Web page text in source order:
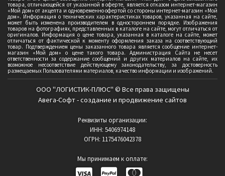
товара, отличающейся от указанной в оферте, является отказом интернет-магазин
«Мой дом» от акцепта и одновременно офертой со стороны интернет-магазин «Мой
дом». Информация о технических характеристиках товаров, указанная на сайте,
может быть изменена производителем в одностороннем порядке. Изображения
товаров на фотографиях, представленных в каталоге на сайте, могут отличаться от
оригиналов. Информация о цене товара, указанная в каталоге на сайте, может
отличаться от фактической к моменту оформления заказа на соответствующий
товар. Подтверждением цены заказанного товара является сообщение интернет-
магазин «Мой дом» о цене такого товара. Администрация Сайта не несет
ответственности за содержание сообщений и других материалов на сайте, их
возможное несоответствие действующему законодательству, за достоверность
размещаемых Пользователями материалов, качество информации и изображений.
ООО "ЛОГИСТИК-ПЛЮС" © Все права защищены
Авега-Софт - создание и продвижение сайтов
Реквизиты организации:
ИНН: 5406974148
ОГРН: 1175476042378
Мы принимаем к оплате: